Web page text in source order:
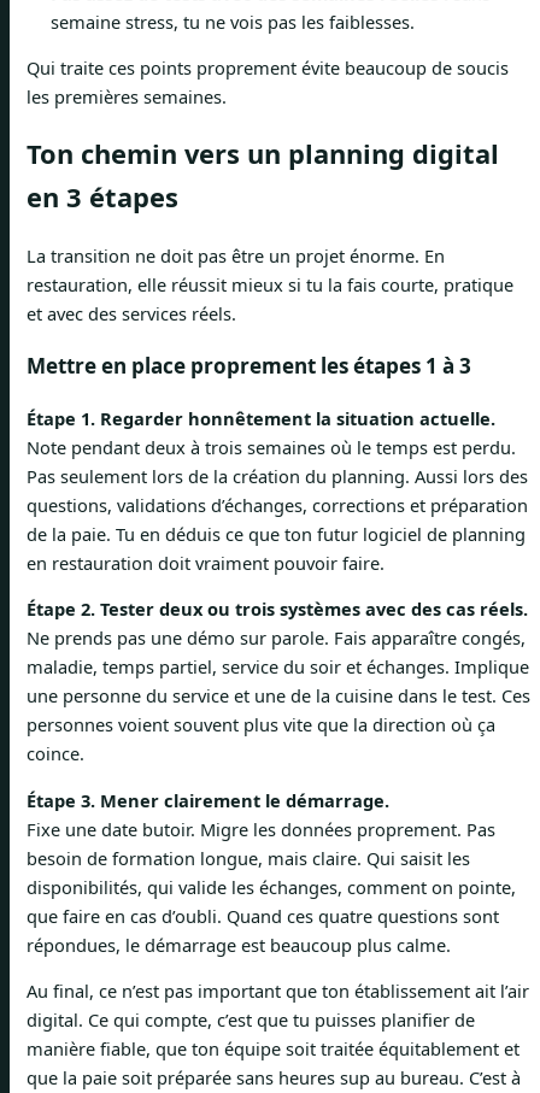
semaine stress, tu ne vois pas les faiblesses.
Qui traite ces points proprement évite beaucoup de soucis
les premières semaines.
Ton chemin vers un planning digital
en 3 étapes
La transition ne doit pas être un projet énorme. En
restauration, elle réussit mieux si tu la fais courte, pratique
et avec des services réels.
Mettre en place proprement les étapes 1 à 3
Étape 1. Regarder honnêtement la situation actuelle.
Note pendant deux à trois semaines où le temps est perdu.
Pas seulement lors de la création du planning. Aussi lors des
questions, validations d’échanges, corrections et préparation
de la paie. Tu en déduis ce que ton futur logiciel de planning
en restauration doit vraiment pouvoir faire.
Étape 2. Tester deux ou trois systèmes avec des cas réels.
Ne prends pas une démo sur parole. Fais apparaître congés,
maladie, temps partiel, service du soir et échanges. Implique
une personne du service et une de la cuisine dans le test. Ces
personnes voient souvent plus vite que la direction où ça
coince.
Étape 3. Mener clairement le démarrage.
Fixe une date butoir. Migre les données proprement. Pas
besoin de formation longue, mais claire. Qui saisit les
disponibilités, qui valide les échanges, comment on pointe,
que faire en cas d’oubli. Quand ces quatre questions sont
répondues, le démarrage est beaucoup plus calme.
Au final, ce n’est pas important que ton établissement ait l’air
digital. Ce qui compte, c’est que tu puisses planifier de
manière fiable, que ton équipe soit traitée équitablement et
que la paie soit préparée sans heures sup au bureau. C’est à